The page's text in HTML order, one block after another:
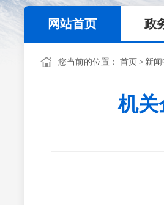
网站首页 政
您当前的位置： 首页> 新
机关